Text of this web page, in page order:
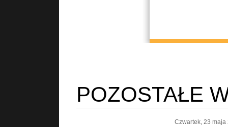
POZOSTAŁE
Czwartek, 23 maja